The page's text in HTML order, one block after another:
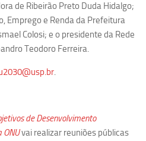
Santos
Encerrados
de Lima
Bernardo de Oliveira (FDRP)
Lima Caneppele
de Ribeirão Preto Duda Hidalgo;
Emprego e Renda da Prefeitura
Colosi; e o presidente da Rede
Teodoro Ferreira.
.
de Desenvolvimento
ONUvai realizar reuniões públicas